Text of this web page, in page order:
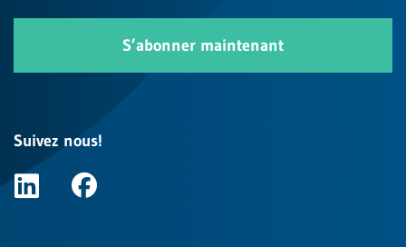
S’abonner maintenant
Suivez nous!